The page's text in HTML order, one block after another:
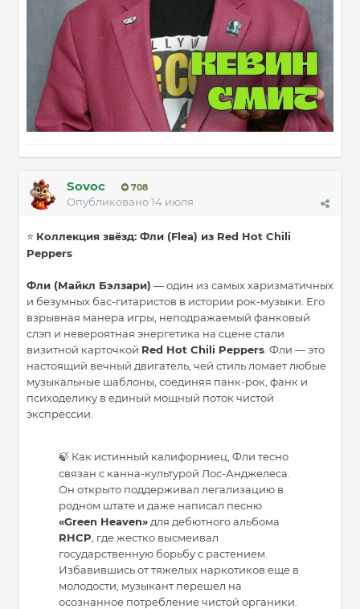
Sovoc 708
Опубликовано14 июля
⭐ Коллекция звёзд: Фли (Flea) из Red Hot Chili
Peppers
Фли (Майкл Бэлзари) — один из самых харизматичных
и безумных бас-гитаристов в истории рок-музыки. Его
взрывная манера игры, неподражаемый фанковый
слэп и невероятная энергетика на сцене стали
визитной карточкой Red Hot Chili Peppers. Фли — это
настоящий вечный двигатель, чей стиль ломает любые
музыкальные шаблоны, соединяя панк-рок, фанк и
психоделику в единый мощный поток чистой
экспрессии.
🍃 Как истинный калифорниец, Фли тесно
связан с канна-культурой Лос-Анджелеса.
Он открыто поддерживал легализацию в
родном штате и даже написал песню
«Green Heaven»для дебютного альбома
RHCP, где жестко высмеивал
государственную борьбу с растением.
Избавившись от тяжелых наркотиков еще в
молодости, музыкант перешел на
осознанное потребление чистой органики.